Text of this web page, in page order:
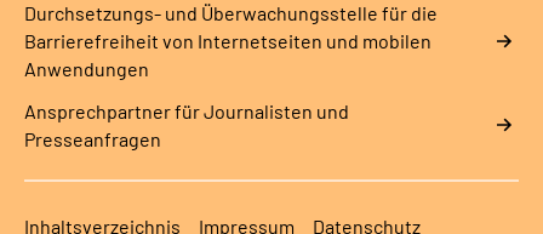
Durchsetzungs- und Überwachungsstelle für die
Barrierefreiheit von Internetseiten und mobilen
Anwendungen
Ansprechpartner für Journalisten und
Presseanfragen
Inhaltsverzeichnis Impressum Datenschutz